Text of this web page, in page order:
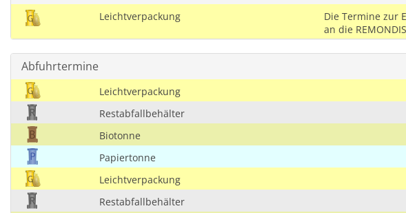
Leichtverpackung Die Termine zur
an die
Abfuhrtermine
Leichtverpackung
Restabfallbehälter
Biotonne
Papiertonne
Leichtverpackung
Restabfallbehälter